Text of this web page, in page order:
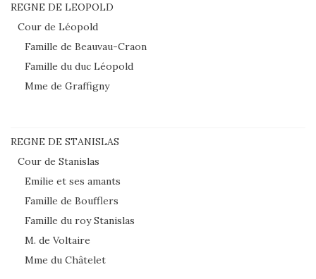
REGNE DE LEOPOLD
Cour de Léopold
Famille de Beauvau-Craon
Famille du duc Léopold
Mme de Graffigny
REGNE DE STANISLAS
Cour de Stanislas
Emilie et ses amants
Famille de Boufflers
Famille du roy Stanislas
M. de Voltaire
Mme du Châtelet